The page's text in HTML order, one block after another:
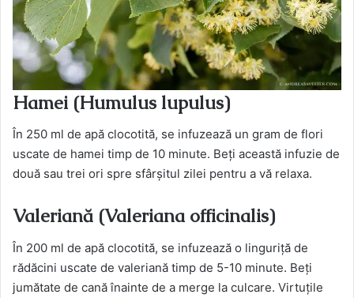
Hamei (Humulus lupulus)
În 250 ml de apă clocotită, se infuzează un gram de flori
uscate de hamei timp de 10 minute. Beți această infuzie de
două sau trei ori spre sfârșitul zilei pentru a vă relaxa.
Valeriană (Valeriana officinalis)
În 200 ml de apă clocotită, se infuzează o linguriță de
rădăcini uscate de valeriană timp de 5-10 minute. Beți
jumătate de cană înainte de a merge la culcare. Virtuțile